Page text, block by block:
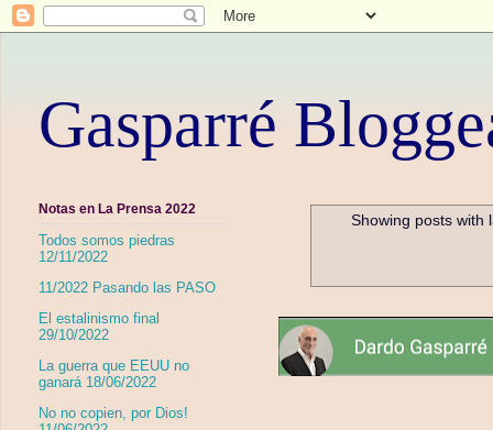
Gasparré
Showing posts with
Notas en La Prensa 2022
Todos somos piedras
12/11/2022
11/2022 Pasando las PASO
El estalinismo final
29/10/2022
La guerra que EEUU no
ganará 18/06/2022
No no copien, por Dios!